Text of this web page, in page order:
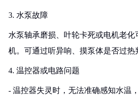
3. 水泵故障
水泵轴承磨损、叶轮卡死或电机老
机。可通过听异响、摸泵体是否过热
4. 温控器或电路问题
- 温控器失灵时，无法准确感知水温